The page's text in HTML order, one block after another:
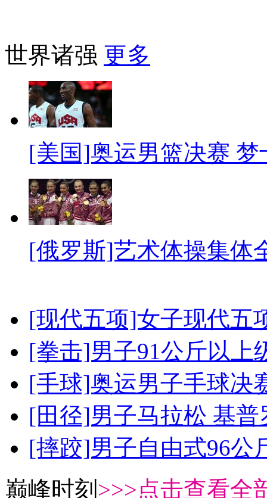
世界诸强 更多
[美国]奥运男篮决赛
[俄罗斯]艺术体操集体
[现代五项]女子现代五
[拳击]男子91公斤以上
[手球]奥运男子手球决
[田径]男子马拉松 基
[摔跤]男子自由式96公
巅峰时刻 >>>点击查看全